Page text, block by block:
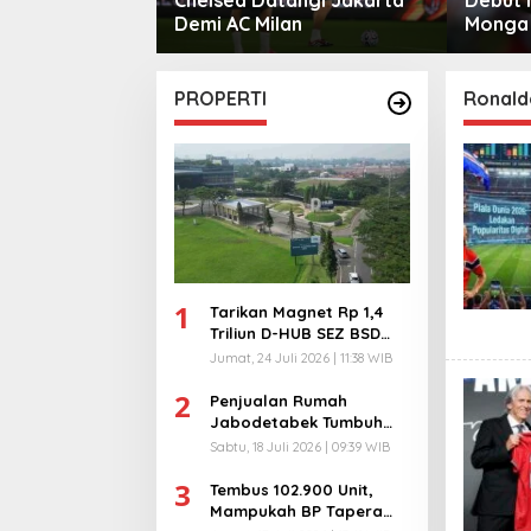
Demi AC Milan
PROPERTI
1
Tarikan Magnet Rp 1,4
Triliun D-HUB SEZ BSD
City, Buka 1736
Jumat, 24 Juli 2026 | 11:38 WIB
2
Penjualan Rumah
Jabodetabek Tumbuh
94%! Developer
Ekstra
Sabtu, 18 Juli 2026 | 09:39 WIB
3
Tembus 102.900 Unit,
Mampukah BP Tapera